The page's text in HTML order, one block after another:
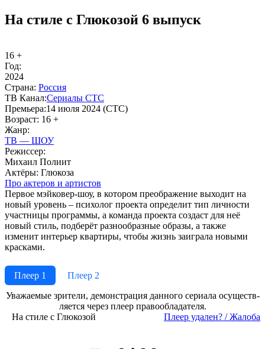
На стиле с Глюкозой 6 выпуск
16 +
Год:
2024
Стра­на: Рос­сия
ТВ Ка­нал:Се­риа­лы СТС
Пре­мье­ра:14 июля 2024 (СТС)
Воз­раст: 16 +
Жанр:
ТВ — ШОУ
Ре­жис­сер:
Михаил Полиит
Ак­тё­ры: Глюкоза
Про ак­те­ров и ар­ти­стов
Первое мэйковер-шоу, в котором преображение выходит на
новый уровень – психолог проекта определит тип личности
участницы программы, а команда проекта создаст для неё
новый стиль, подберёт разнообразные образы, а также
изменит интерьер квартиры, чтобы жизнь заиграла новыми
красками.
Плеер 1
Плеер 2
Ува­жае­мые зри­те­ли, де­мон­ст­ра­ция дан­но­го се­риа­ла осу­ще­ст­в­
ля­ет­ся че­рез пле­ер пра­во­об­ла­да­те­ля.
На стиле с Глюкозой
Пле­ер уда­лен? / Жа­ло­ба